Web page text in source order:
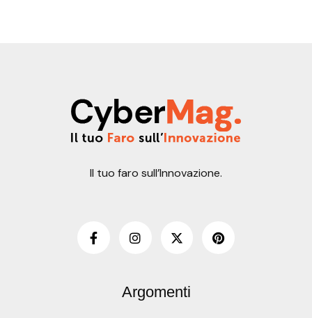
Il tuo faro sull’Innovazione.
Argomenti